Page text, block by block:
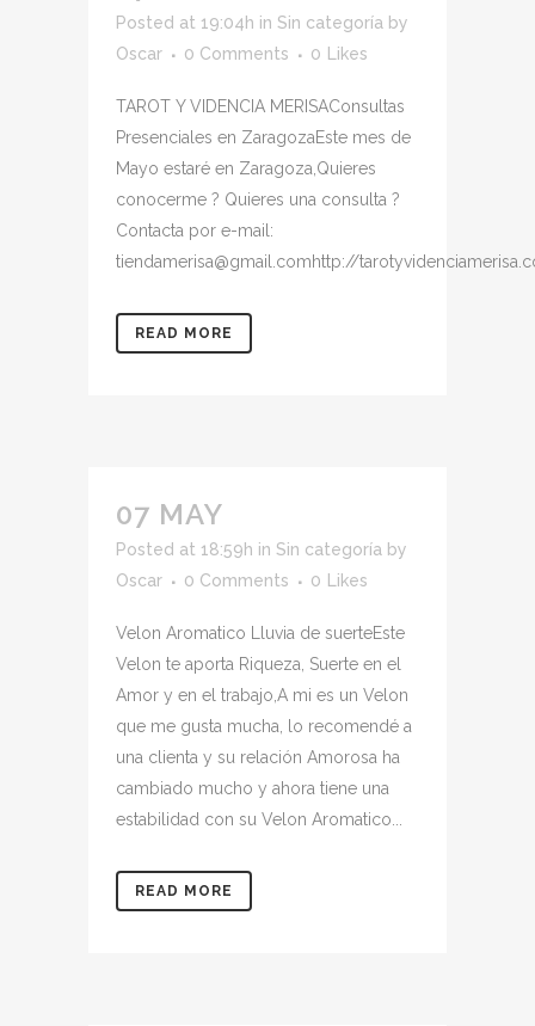
Posted at 19:04h in Sin categoría by
Oscar
0 Comments 0 Likes
TAROT Y VIDENCIA MERISAConsultas
Presenciales en ZaragozaEste mes de
Mayo estaré en Zaragoza,Quieres
conocerme ? Quieres una consulta ?
Contacta por e-mail:
tiendamerisa@gmail.comhttp://
READ MORE
07 MAY
Posted at 18:59h in Sin categoría by
Oscar
0 Comments 0 Likes
Velon Aromatico Lluvia de suerteEste
Velon te aporta Riqueza, Suerte en el
Amor y en el trabajo,A mi es un Velon
que me gusta mucha, lo recomendé a
una clienta y su relación Amorosa ha
cambiado mucho y ahora tiene una
estabilidad con su Velon Aromatico...
READ MORE